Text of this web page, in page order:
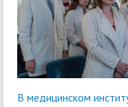
В медицинском